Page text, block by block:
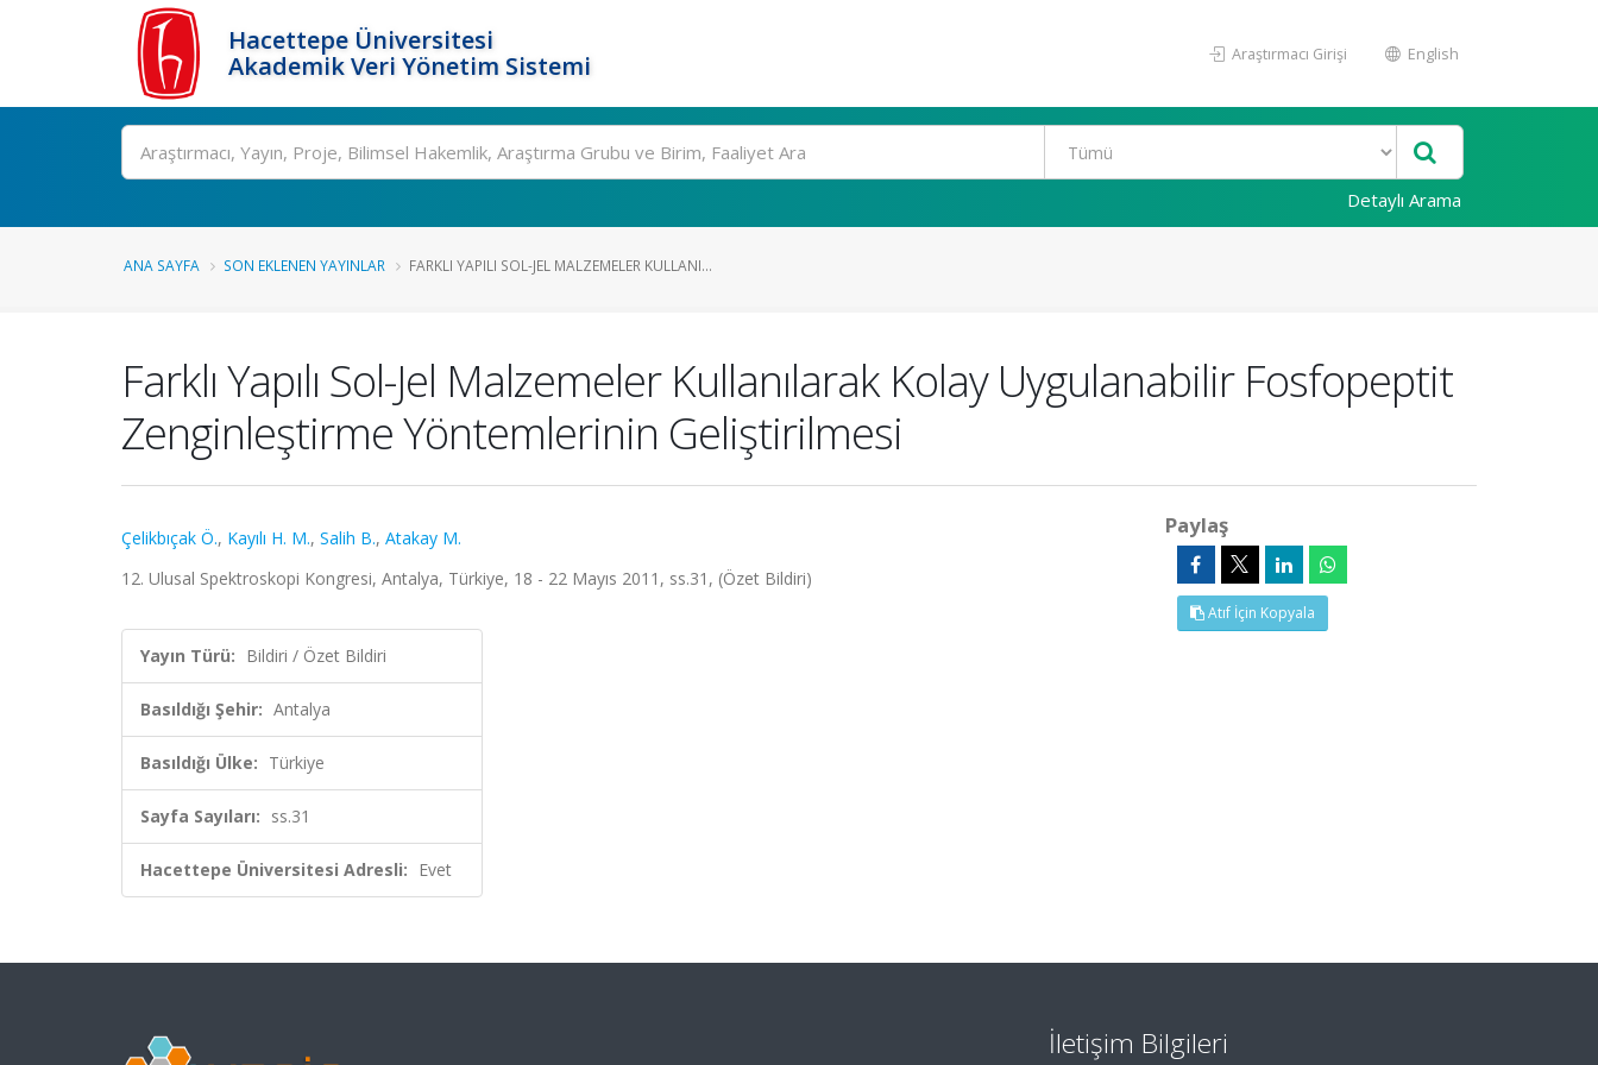
Hacettepe Üniversitesi
Akademik Veri Yönetim Sistemi
Araştırmacı Girişi English
Ara
Detaylı Arama
ANA SAYFA SON EKLENEN YAYINLAR FARKLI YAPILI SOL-JEL MALZEMELER KULLANI...
Farklı Yapılı Sol-Jel Malzemeler Kullanılarak Kolay Uygulanabilir Fosfopeptit
Zenginleştirme Yöntemlerinin Geliştirilmesi
Çelikbıçak Ö., Kayılı H. M., Salih B., Atakay M.
12. Ulusal Spektroskopi Kongresi, Antalya, Türkiye, 18 - 22 Mayıs 2011, ss.31, (Özet Bildiri)
Yayın Türü: Bildiri / Özet Bildiri
Basıldığı Şehir: Antalya
Basıldığı Ülke: Türkiye
Sayfa Sayıları: ss.31
Hacettepe Üniversitesi Adresli: Evet
Paylaş
Atıf İçin Kopyala
İletişim Bilgileri